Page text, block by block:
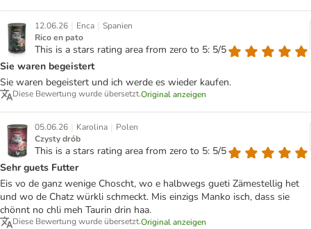
12.06.26 | Enca | Spanien
Rico en pato
This is a stars rating area from zero to 5: 5/5
Sie waren begeistert
Sie waren begeistert und ich werde es wieder kaufen.
Diese Bewertung wurde übersetzt.Original anzeigen
05.06.26 | Karolina | Polen
Czysty drób
This is a stars rating area from zero to 5: 5/5
Sehr guets Futter
Eis vo de ganz wenige Choscht, wo e halbwegs gueti Zämestellig het
und wo de Chatz würkli schmeckt. Mis einzigs Manko isch, dass sie
chönnt no chli meh Taurin drin haa.
Diese Bewertung wurde übersetzt.Original anzeigen